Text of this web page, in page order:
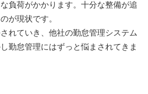
負荷がかかります。十分な整備が追
が現状です。
れていき、他社の勤怠管理システム
勤怠管理にはずっと悩まされてきま